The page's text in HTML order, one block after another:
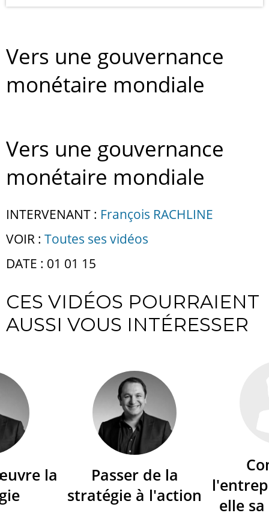
Vers une gouvernance
monétaire mondiale
Vers une gouvernance
monétaire mondiale
INTERVENANT : François RACHLINE
VOIR : Toutes ses vidéos
DATE : 01 01 15
CES VIDÉOS POURRAIENT
AUSSI VOUS INTÉRESSER
la
Passer de la
stratégie à l'action
elle